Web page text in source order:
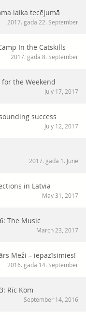
laika tecējumā
2017. gada 22. September
In the Catskills
2017. gada 8. September
for the Weekend
July 17, 2017
success
July 12, 2017
2017. gada 1. June
in Latvia
May 31, 2017
The Music
March 23, 2017
Meži – iepazīsimies!
2016. gada 14. September
Rīc Kom
September 14, 2016